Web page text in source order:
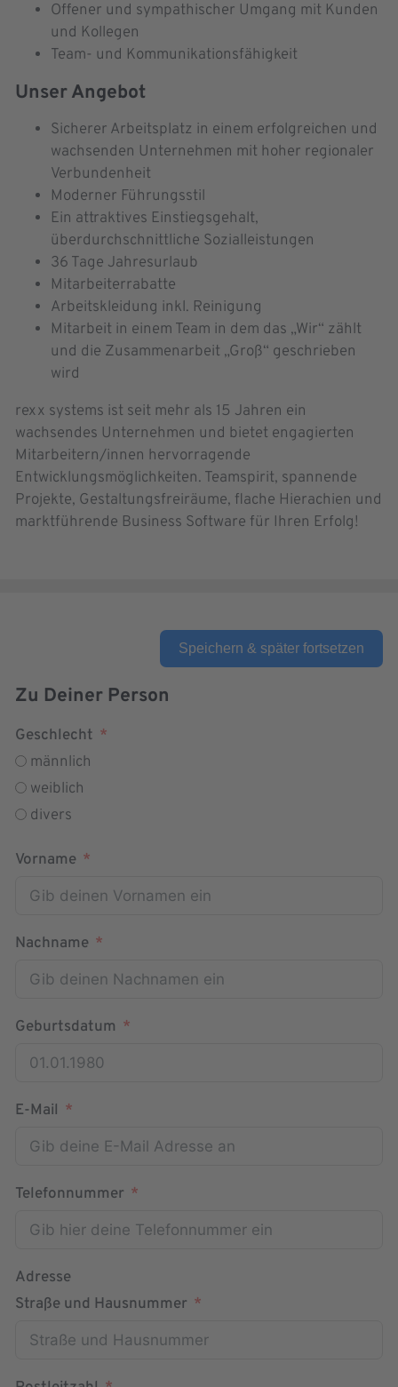
Offener und sympathischer Umgang mit Kunden
und Kollegen
Team- und Kommunikationsfähigkeit
Unser Angebot
Sicherer Arbeitsplatz in einem erfolgreichen und
wachsenden Unternehmen mit hoher regionaler
Verbundenheit
Moderner Führungsstil
Ein attraktives Einstiegsgehalt,
überdurchschnittliche Sozialleistungen
36 Tage Jahresurlaub
Mitarbeiterrabatte
Arbeitskleidung inkl. Reinigung
Mitarbeit in einem Team in dem das „Wir“ zählt
und die Zusammenarbeit „Groß“ geschrieben
wird
rexx systems ist seit mehr als 15 Jahren ein
wachsendes Unternehmen und bietet engagierten
Mitarbeitern/innen hervorragende
Entwicklungsmöglichkeiten. Teamspirit, spannende
Projekte, Gestaltungsfreiräume, flache Hierachien und
marktführende Business Software für Ihren Erfolg!
Speichern & später fortsetzen
Zu Deiner Person
Geschlecht
männlich
weiblich
divers
Vorname
Nachname
Geburtsdatum
E-Mail
Telefonnummer
Adresse
Straße und Hausnummer